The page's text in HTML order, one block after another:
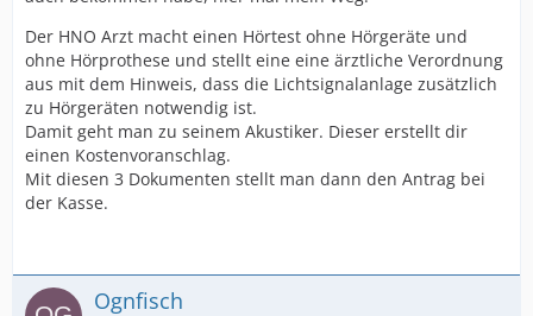
Der HNO Arzt macht einen Hörtest ohne Hörgeräte und
ohne Hörprothese und stellt eine eine ärztliche Verordnung
aus mit dem Hinweis, dass die Lichtsignalanlage zusätzlich
zu Hörgeräten notwendig ist.
Damit geht man zu seinem Akustiker. Dieser erstellt dir
einen Kostenvoranschlag.
Mit diesen 3 Dokumenten stellt man dann den Antrag bei
der Kasse.
Ognfisch